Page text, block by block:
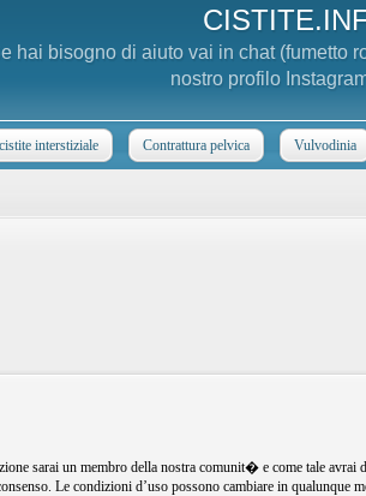
hai bisogno di aiuto vai in chat
nostro profilo
interstiziale Contrattura pelvica Vulvodinia
sarai un membro della nostra comunit� e come tale
Le condizioni d’uso possono cambiare in